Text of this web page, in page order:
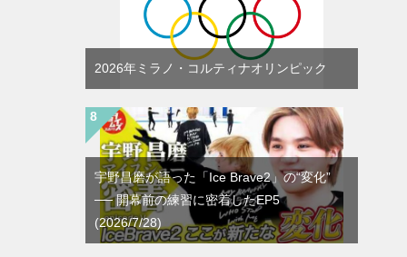
2026年ミラノ・コルティナオリンピック
宇野昌磨が語った「Ice Brave2」の“変化”
── 開幕前の練習に密着したEP5
(2026/7/28)